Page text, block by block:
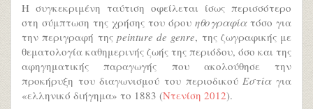
Η συγκεκριμένη ταύτιση οφείλεται ίσως περισσότερο
στη σύμπτωση της χρήσης του όρου ηθογραφίατόσο για
την περιγραφή της peinture de genre, της ζωγραφικής με
θεματολογία καθημερινής ζωής της περιόδου, όσο και της
αφηγηματικής παραγωγής που ακολούθησε την
προκήρυξη του διαγωνισμού του περιοδικούΕστίαγια
«ελληνικό διήγημα» το 1883 (Ντενίση 2012).